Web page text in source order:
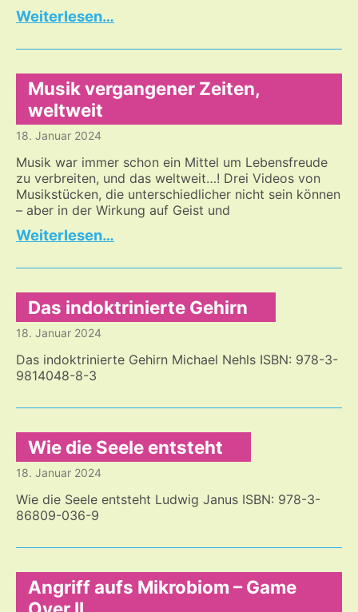
…
für
WHO?
Musik vergangener Zeiten,
weltweit
18. Januar 2024
Musik war immer schon ein Mittel um Lebensfreude
zu verbreiten, und das weltweit…! Drei Videos von
Musikstücken, die unterschiedlicher nicht sein können
– aber in der Wirkung auf Geist und
…
Zeiten,
Das indoktrinierte Gehirn
18. Januar 2024
Das indoktrinierte Gehirn Michael Nehls ISBN: 978-3-
9814048-8-3
Wie die Seele entsteht
18. Januar 2024
Wie die Seele entsteht Ludwig Janus ISBN: 978-3-
86809-036-9
Angriff aufs Mikrobiom – Game